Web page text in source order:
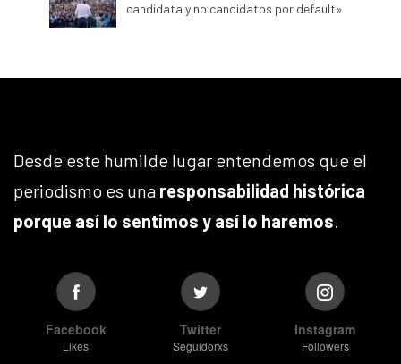
candidata y no candidatos por default»
Desde este humilde lugar entendemos que el
periodismo es una responsabilidad histórica
porque así lo sentimos y así lo haremos.
Facebook
Likes
Twitter
Seguidorxs
Instagram
Followers